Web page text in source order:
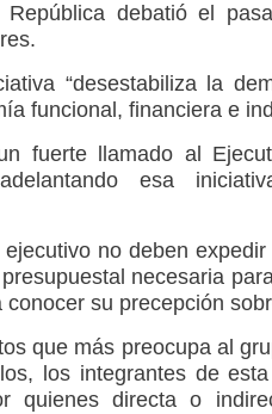
debatió el
“desestabiliza la
funcional, financiera e
fuerte llamado al
esa
ejecutivo no deben
necesaria
su precepción
que más preocupa al
los integrantes de
quienes directa o